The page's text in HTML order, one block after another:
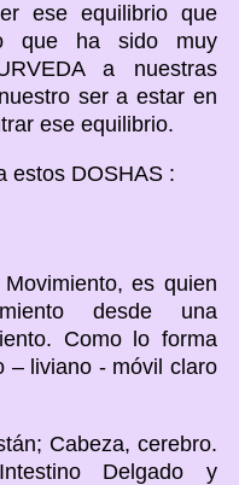
ese equilibrio que
que ha sido muy
a nuestras
ser a estar en
ese equilibrio.
estos DOSHAS :
es quien
desde una
Como lo forma
– liviano - móvil claro
Cabeza, cerebro.
Delgado y